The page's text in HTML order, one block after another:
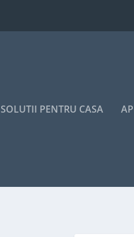
SOLUTII PENTRU CASA